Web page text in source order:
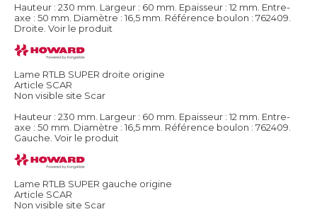
Hauteur : 230 mm. Largeur : 60 mm. Epaisseur : 12 mm. Entre-
axe : 50 mm. Diamètre : 16,5 mm. Référence boulon : 762409.
Droite. Voir le produit
Lame RTLB SUPER droite origine
Article SCAR
Non visible site Scar
Hauteur : 230 mm. Largeur : 60 mm. Epaisseur : 12 mm. Entre-
axe : 50 mm. Diamètre : 16,5 mm. Référence boulon : 762409.
Gauche. Voir le produit
Lame RTLB SUPER gauche origine
Article SCAR
Non visible site Scar